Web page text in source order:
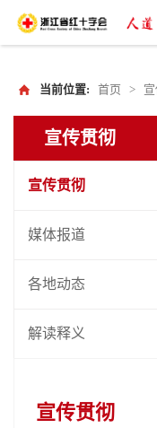
当前位置: 首页 >
宣传贯彻
宣传贯彻
媒体报道
各地动态
解读释义
宣传贯彻